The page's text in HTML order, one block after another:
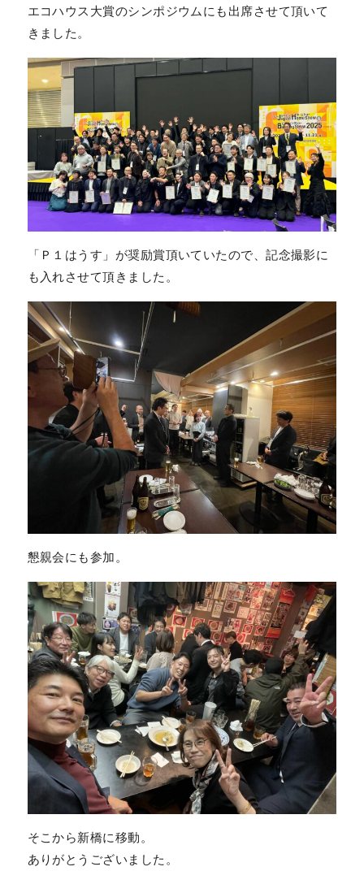
エコハウス大賞のシンポジウムにも出席させて頂いて
きました。
「Ｐ１はうす」が奨励賞頂いていたので、記念撮影に
も入れさせて頂きました。
懇親会にも参加。
そこから新橋に移動。
ありがとうございました。